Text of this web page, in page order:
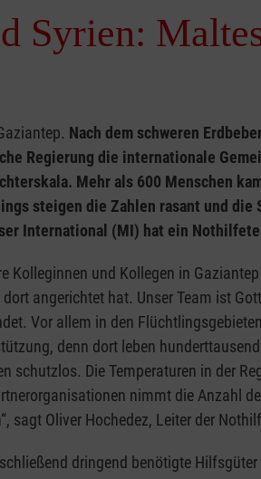
Syrien:
Nach dem schweren
Regierung die internationale
Mehr als 600 Menschen
steigen die Zahlen rasant und die
International (MI) hat ein
Kolleginnen und Kollegen in
dort angerichtet hat. Unser Team ist
Vor allem in den
denn dort leben
schutzlos. Die Temperaturen in der
nimmt die Anzahl
sagt Oliver Hochedez, Leiter der
dringend benötigte